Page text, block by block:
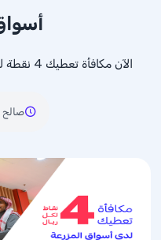
الآن مكافأة تعطيك 4 نقطة لكل 1